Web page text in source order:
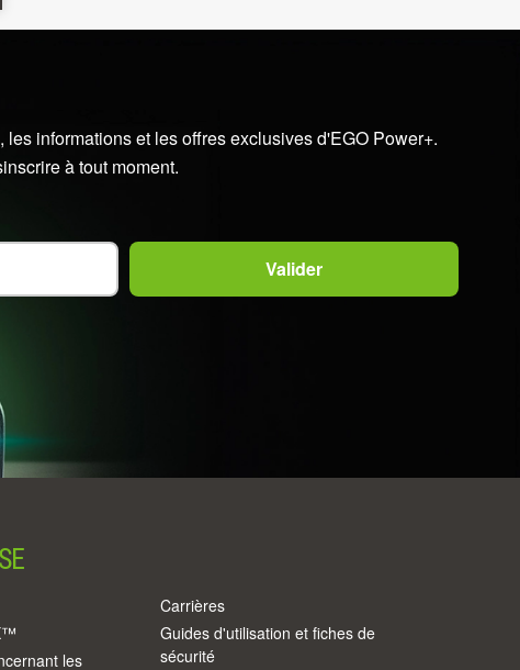
informations et les offres exclusives d'EGO Power+.
à tout moment.
les
Carrières
Guides d'utilisation et fiches de
sécurité